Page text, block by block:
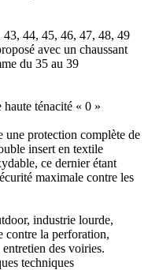
44, 45, 46, 47, 48, 49
avec un chaussant
du 35 au 39
ténacité « 0 »
protection complète de
insert en textile
ce dernier étant
maximale contre les
industrie lourde,
contre la perforation,
des voiries.
techniques